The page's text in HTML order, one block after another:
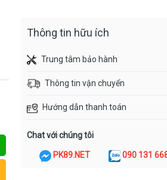
Thông tin hữu ích
Trung tâm bảo hành
Thông tin vận chuyển
Hướng dẫn thanh toán
Chat với chúng tôi
PK89.NET 090 131